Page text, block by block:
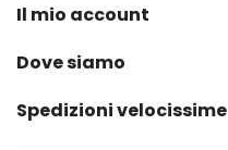
Il mio account
Dove siamo
Spedizioni velocissime